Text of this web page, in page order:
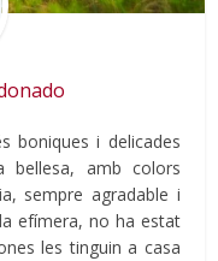
boniques i delicades
bellesa, amb colors
sempre agradable i
efímera, no ha estat
les tinguin a casa